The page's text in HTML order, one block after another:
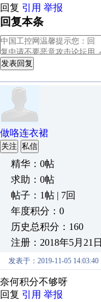
回复 引用 举报
回复本条
发表回复
做咯连衣裙
关注 私信
精华：0帖
求助：0帖
帖子：1帖 | 7回
年度积分：0
历史总积分：160
注册：2018年5月21日
发表于：2019-11-05 14:03:40
奈何积分不够呀
回复 引用 举报